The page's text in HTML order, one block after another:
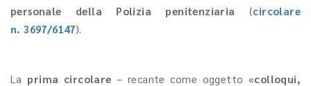
personale della Polizia penitenziaria (circolare
n. 3697/6147).
La prima circolare – recante come oggetto «colloqui,